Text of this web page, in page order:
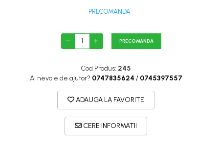
Șosete, mănuși, căciuli neopren
Jachete impermeabile
Costume uscate
Haine thermo și protecție UV
PRECOMANDA
PRECOMANDA
Cod Produs: 245
Ai nevoie de ajutor? 0747835624 / 0745397557
ADAUGA LA FAVORITE
CERE INFORMATII